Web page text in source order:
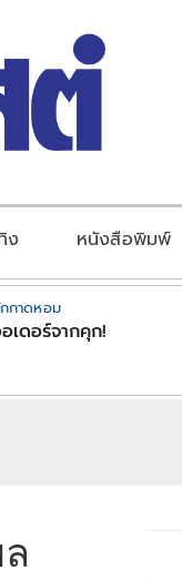
ง หนังสือพิมพ์
กาดหอม
เดอร์จากคุก!